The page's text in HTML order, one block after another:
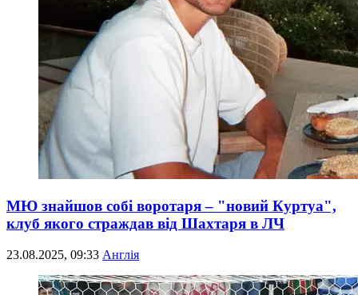
МЮ знайшов собі воротаря – "новий Куртуа",
клуб якого страждав від Шахтаря в ЛЧ
23.08.2025, 09:33 Англія